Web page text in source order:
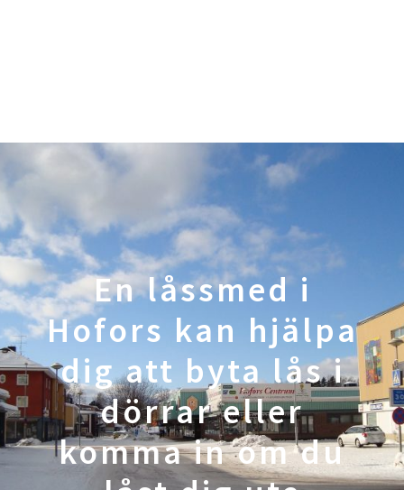
En låssmed i
Hofors kan hjälpa
dig att byta lås i
dörrar eller
komma in om du